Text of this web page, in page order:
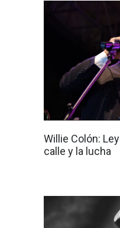
Willie Colón:
calle y la lucha